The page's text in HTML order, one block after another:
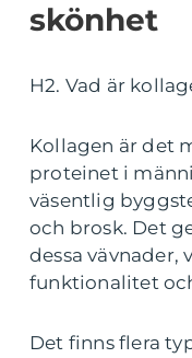
skönhet
H2. Vad är
Kollagen är det
proteinet i
väsentlig
och brosk. Det
dessa vävnader,
funktionalitet
Det finns flera